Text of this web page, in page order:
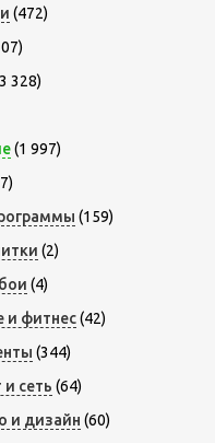
(472)
328)
(1 997)
(159)
(2)
(4)
и фитнес(42)
(344)
и сеть (64)
и дизайн (60)